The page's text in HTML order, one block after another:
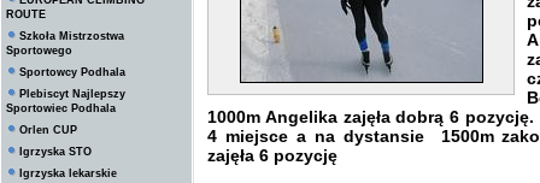
ROUTE
Szkoła Mistrzostwa
Sportowego
Sportowcy Podhala
Plebiscyt Najlepszy
Sportowiec Podhala
Orlen CUP
Igrzyska STO
Igrzyska lekarskie
1000m Angelika zajęła dobrą 6
4 miejsce a na dystansie 1500m
zajęła 6 pozycję